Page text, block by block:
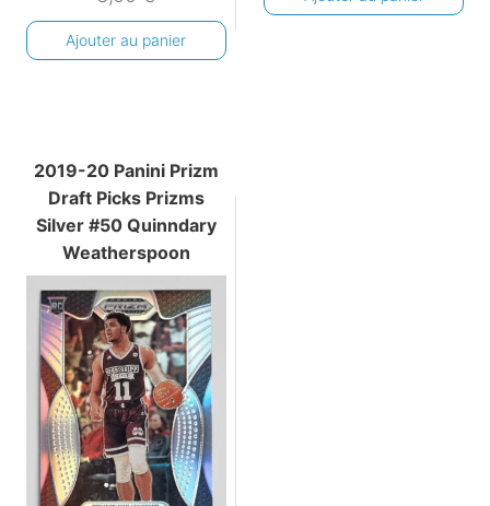
Ajouter au panier
2019-20 Panini Prizm
Draft Picks Prizms
Silver #50 Quinndary
Weatherspoon